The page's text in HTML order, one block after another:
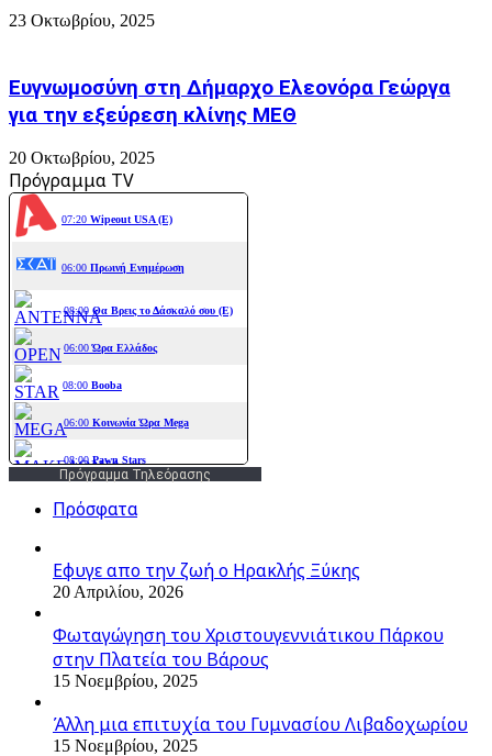
23 Οκτωβρίου, 2025
Ευγνωμοσύνη στη Δήμαρχο Ελεονόρα Γεώργα
για την εξεύρεση κλίνης ΜΕΘ
20 Οκτωβρίου, 2025
Πρόγραμμα TV
Πρόγραμμα Τηλεόρασης
Πρόσφατα
Εφυγε απο την ζωή o Ηρακλής Ξύκης
20 Απριλίου, 2026
Φωταγώγηση του Χριστουγεννιάτικου Πάρκου
στην Πλατεία του Βάρους
15 Νοεμβρίου, 2025
Άλλη μια επιτυχία του Γυμνασίου Λιβαδοχωρίου
15 Νοεμβρίου, 2025